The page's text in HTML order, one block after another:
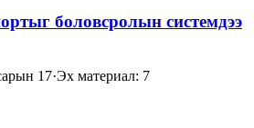
боловсролын системдээ
17·Эх материал: 7